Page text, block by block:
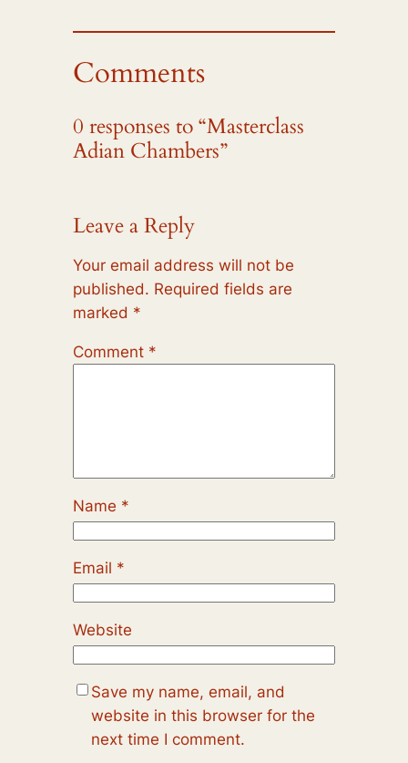
Comments
0 responses to “Masterclass
Adian Chambers”
Leave a Reply
Your email address will not be
published. Required fields are
marked *
Comment *
Name *
Email *
Website
Save my name, email, and
website in this browser for the
next time I comment.